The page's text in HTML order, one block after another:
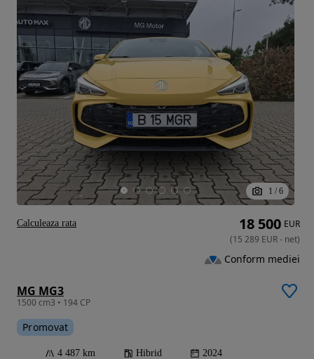
1 / 6
MG MG3
1500 cm3 • 194 CP
Promovat
4 487 km Hibrid 2024
18 500 EUR
(15 289 EUR- net)
Conform mediei
Calculeaza rata